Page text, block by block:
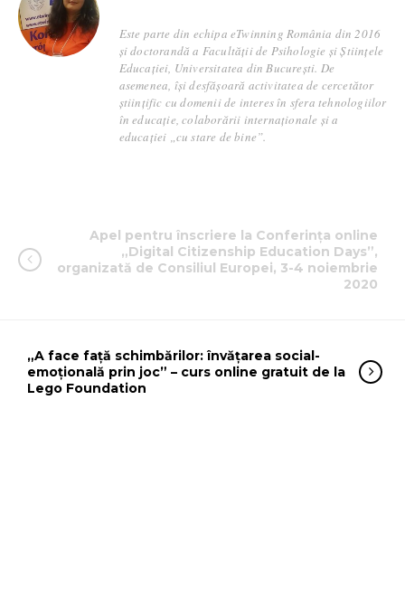
Este parte din echipa eTwinning România din 2016
și doctorandă a Facultății de Psihologie și Științele
Educației, Universitatea din București. De
asemenea, își desfășoară activitatea de cercetător
științific cu domenii de interes în sfera tehnologiilor
în educație, colaborării internaționale și a
educației „cu stare de bine”.
Apel pentru înscriere la Conferința online
„Digital Citizenship Education Days”,
organizată de Consiliul Europei, 3-4 noiembrie
2020
„A face față schimbărilor: învățarea social-
emoțională prin joc” – curs online gratuit de la
Lego Foundation